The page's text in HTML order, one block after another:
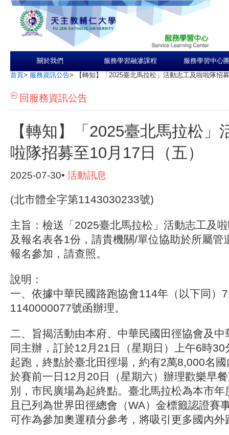
關於我們 服務學習融滲課程 服務學習中心
首頁> 服務資訊公告> 【轉知】「2025臺北馬拉松」活動志工及啦啦隊招
回服務資訊公告
【轉知】「2025臺北馬拉松」
啦隊招募至10月17日（五）
2025-07-30• 活動訊息
(北市體全字第1143030233號)
主旨：檢送「2025臺北馬拉松」活動志工及
及報名表各1份，請貴機關/單位協助於所屬管
報名參加，請查照。
說明：
一、依據中華民國路跑協會114年（以下同）
1140000077號函辦理。
二、旨揭活動由本府、中華民國田徑協會及中
同主辦，訂於12月21日（星期日）上午6時
起跑，終點於臺北田徑場，約有2萬8,000名
於賽前一日12月20日（星期六）辦理歡樂早
別，市民廣場為起終點。臺北馬拉松為本市
且已列為世界田徑總會（WA）金標籤認證賽
可作為參加奧運積分參考，將吸引更多國內外